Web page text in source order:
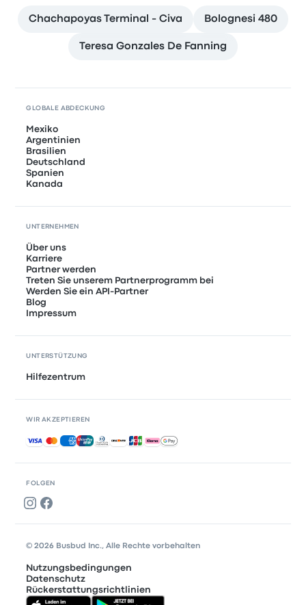
Chachapoyas Terminal - Civa Bolognesi 480
Teresa Gonzales De Fanning
FOLGEN
GLOBALE ABDECKUNG
Mexiko
Argentinien
Brasilien
Deutschland
Spanien
Kanada
UNTERNEHMEN
Über uns
Karriere
Partner werden
Treten Sie unserem Partnerprogramm bei
Werden Sie ein API-Partner
Blog
Impressum
UNTERSTÜTZUNG
Hilfezentrum
WIR AKZEPTIEREN
Akzeptierte Zahlungsmethoden
© 2026 Busbud Inc., Alle Rechte vorbehalten
Nutzungsbedingungen
Datenschutz
Rückerstattungsrichtlinien